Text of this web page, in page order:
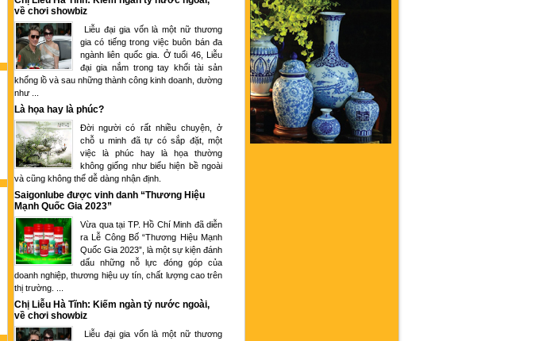
về chơi showbiz
Liễu đại gia vốn là một nữ thương
gia có tiếng trong việc buôn bán đa
ngành liên quốc gia. Ở tuổi 46, Liễu
đại gia nắm trong tay khối tài sản
khổng lồ và sau những thành công kinh doanh, dường
như ...
Là họa hay là phúc?
Đời người có rất nhiều chuyện, ở
chỗ u minh đã tự có sắp đặt, một
việc là phúc hay là họa thường
không giống như biểu hiện bề ngoài
và cũng không thể dễ dàng nhận định.
Saigonlube được vinh danh “Thương Hiệu
Mạnh Quốc Gia 2023”
Vừa qua tại TP. Hồ Chí Minh đã diễn
ra Lễ Công Bố “Thương Hiệu Mạnh
Quốc Gia 2023”, là một sự kiện đánh
dấu những nỗ lực đóng góp của
doanh nghiệp, thương hiệu uy tín, chất lượng cao trên
thị trường. ...
Chị Liễu Hà Tĩnh: Kiếm ngàn tỷ nước ngoài,
về chơi showbiz
Liễu đại gia vốn là một nữ thương